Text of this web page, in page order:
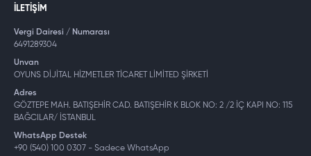
İLETIŞIM
Vergi Dairesi / Numarası
6491289304
Unvan
OYUNS DİJİTAL HİZMETLER TİCARET LİMİTED ŞİRKETİ
Adres
GÖZTEPE MAH. BATIŞEHİR CAD. BATIŞEHİR K BLOK NO: 2 /2 İÇ KAPI NO: 115
BAĞCILAR/ İSTANBUL
WhatsApp Destek
+90 (540) 100 0307 - Sadece WhatsApp